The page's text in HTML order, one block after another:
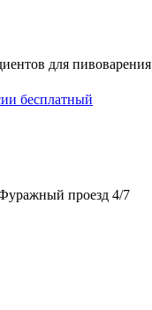
для пивоварения
бесплатный
проезд 4/7